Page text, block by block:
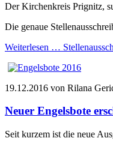
Der Kirchenkreis Prignitz,
Die genaue
Weiterlesen …
19.12.2016 von Rilana
Neuer Engelsbote
Seit kurzem ist die neue